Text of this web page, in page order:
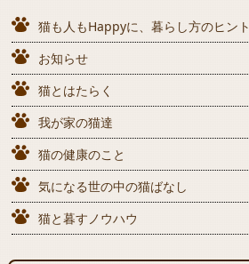
猫も人もHappyに、暮らし方のヒント
お知らせ
猫とはたらく
我が家の猫達
猫の健康のこと
気になる世の中の猫ばなし
猫と暮すノウハウ